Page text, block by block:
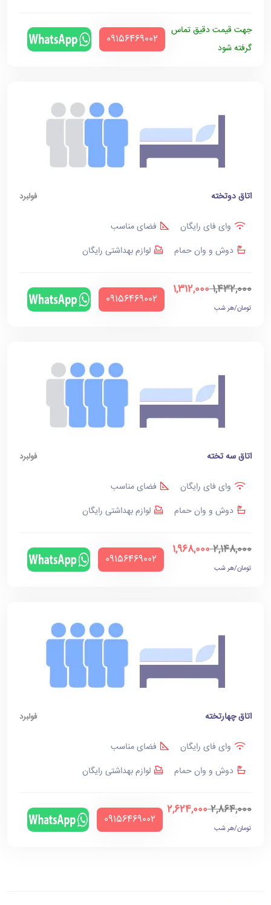
جهت قیمت دقیق تماس
گرفته شود
‪09156469002‬
اتاق دوتخته فولبرد
وای فای رایگان
فضای مناسب
دوش و وان حمام
لوازم بهداشتی رایگان
1,432,000
1,312,000
تومان/هر شب
‪09156469002‬
اتاق سه تخته فولبرد
وای فای رایگان
فضای مناسب
دوش و وان حمام
لوازم بهداشتی رایگان
2,148,000
1,968,000
تومان/هر شب
‪09156469002‬
اتاق چهارتخته فولبرد
وای فای رایگان
فضای مناسب
دوش و وان حمام
لوازم بهداشتی رایگان
2,864,000
2,624,000
تومان/هر شب
‪09156469002‬